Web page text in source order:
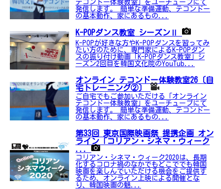
テコンドー体験教室」をユーチューブにて
発信します。 簡単な準備運動、テコンドー
の基本動作、家にあるもの...
K-POPダンス教室 シーズンⅡ
K-POPが好きな方やK-POPダンスを習ってみ
たい方のために、専門家によるK-POPダン
スの振り付け動画「K-POPダンス教室」シ
ーズン2回目を韓国文化院のYouTub...
オンライン テコンドー体験教室26〔自
宅トレーニング②〕
ご自宅でもご参加いただける「オンライン
テコンドー体験教室」をユーチューブにて
発信します。 簡単な準備運動、テコンドー
の基本動作、家にあるもの...
第33回 東京国際映画祭 提携企画 オン
ライン「コリアン・シネマ・ウィーク
...
コリアン・シネマ・ウィーク2020は、長期
化するコロナ禍のなかでもどこででも韓国
映画を楽しんでいただける機会をご提供す
るため、オンライン上映による開催とな
り、韓国映画の魅...